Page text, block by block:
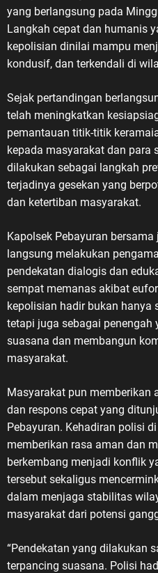
yang berlangsung pada
Langkah cepat dan humanis
kepolisian dinilai mampu
kondusif, dan terkendali di
Sejak pertandingan
telah meningkatkan
pemantauan titik-titik
kepada masyarakat dan para
dilakukan sebagai langkah
terjadinya gesekan yang
dan ketertiban masyarakat.
Kapolsek Pebayuran
langsung melakukan
pendekatan dialogis dan
sempat memanas akibat
kepolisian hadir bukan hanya
tetapi juga sebagai penengah
suasana dan membangun
masyarakat.
Masyarakat pun memberikan
dan respons cepat yang
Pebayuran. Kehadiran polisi
memberikan rasa aman dan
berkembang menjadi konflik
tersebut sekaligus
dalam menjaga stabilitas
masyarakat dari potensi
“Pendekatan yang dilakukan
terpancing suasana. Polisi